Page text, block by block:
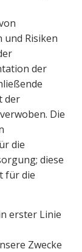
und Risiken
der
der
Die
die
diese
für die
erster Linie
Zwecke